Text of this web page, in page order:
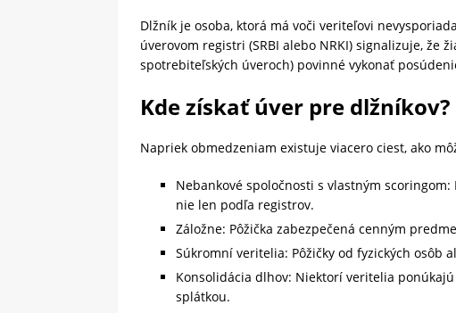
Dlžník je osoba, ktorá má voči veriteľovi
úverovom registri (SRBI alebo NRKI) signalizuje, že
spotrebiteľských úveroch) povinné vykonať
Kde získať úver pre dlžníkov?
Napriek obmedzeniam existuje viacero ciest, ako
Nebankové spoločnosti s vlastným
nie len podľa registrov.
Záložne: Pôžička zabezpečená cenným
Súkromní veritelia: Pôžičky od fyzických osôb
Konsolidácia dlhov: Niektorí veritelia
splátkou.